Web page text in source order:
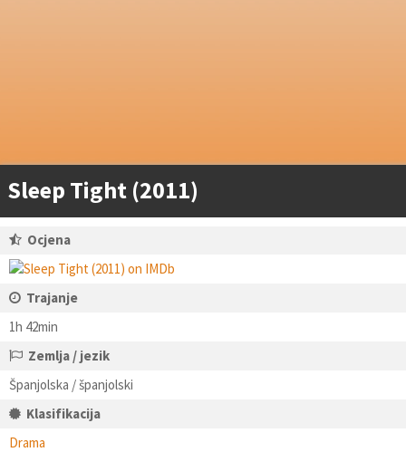
Sleep Tight (2011)
Ocjena
Trajanje
1h 42min
Zemlja / jezik
Španjolska / španjolski
Klasifikacija
Drama